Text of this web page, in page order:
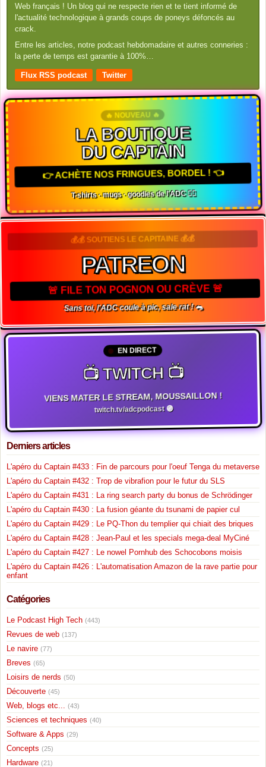
Web français ! Un blog qui ne respecte rien et te tient informé de
l'actualité technologique à grands coups de poneys défoncés au
crack.
Entre les articles, notre podcast hebdomadaire et autres conneries :
la perte de temps est garantie à 100%…
Flux RSS podcast Twitter
🔥 NOUVEAU 🔥
LA BOUTIQUE
DU CAPTAIN
👉 ACHÈTE NOS FRINGUES, BORDEL ! 👈
T-shirts · mugs · goodies de l'ADC 🏴‍☠️
💰💰 SOUTIENS LE CAPITAINE 💰💰
PATREON
🚨 FILE TON POGNON OU CRÈVE 🚨
Sans toi, l'ADC coule à pic, sale rat ! 🐀
EN DIRECT
📺 TWITCH 📺
VIENS MATER LE STREAM, MOUSSAILLON !
twitch.tv/adcpodcast 🟣
Derniers articles
L'apéro du Captain #433 : Fin de parcours pour l'oeuf Tenga du metaverse
L'apéro du Captain #432 : Trop de vibrafion pour le futur du SLS
L'apéro du Captain #431 : La ring search party du bonus de Schrödinger
L'apéro du Captain #430 : La fusion géante du tsunami de papier cul
L'apéro du Captain #429 : Le PQ-Thon du templier qui chiait des briques
L'apéro du Captain #428 : Jean-Paul et les specials mega-deal MyCiné
L'apéro du Captain #427 : Le nowel Pornhub des Schocobons moisis
L'apéro du Captain #426 : L'automatisation Amazon de la rave partie pour
enfant
Catégories
Le Podcast High Tech (443)
Revues de web (137)
Le navire (77)
Breves (65)
Loisirs de nerds (50)
Découverte (45)
Web, blogs etc... (43)
Sciences et techniques (40)
Software & Apps (29)
Concepts (25)
Hardware (21)